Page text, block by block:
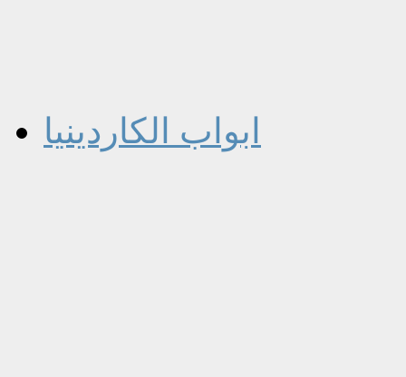
ابواب الكاردينيا